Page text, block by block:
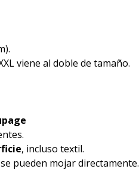
viene al doble de tamaño.
, incluso textil.
pueden mojar directamente.